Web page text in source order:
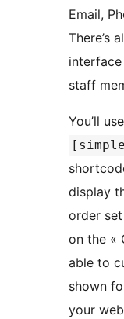
Email,
There’s
staff
You’ll
display
order set
on the «
able to
shown
your